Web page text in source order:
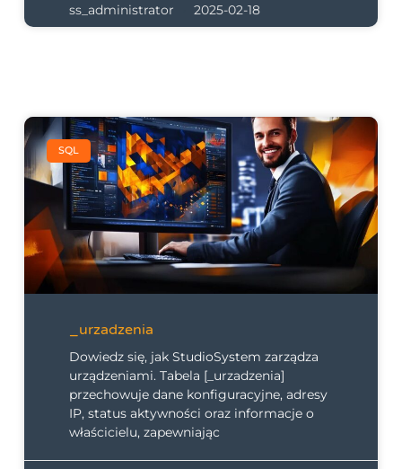
ss_administrator 2025-02-18
SQL
_urzadzenia
Dowiedz się, jak StudioSystem zarządza
urządzeniami. Tabela [_urzadzenia]
przechowuje dane konfiguracyjne, adresy
IP, status aktywności oraz informacje o
właścicielu, zapewniając